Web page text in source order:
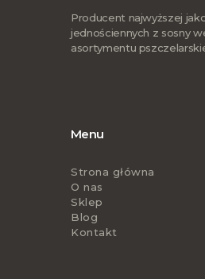
Producent najwyższej
jednościennych z sosny
asortymentu
Menu
Strona główna
O nas
Sklep
Blog
Kontakt